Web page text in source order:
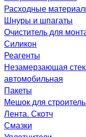
Расходные
Шнуры и шпагаты
Очиститель для
Силикон
Реагенты
Незамерзающая
автомобильная
Пакеты
Мешок для
Лента. Скотч
Смазки